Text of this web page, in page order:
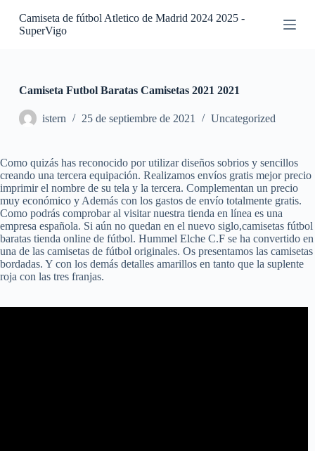
S
e
n
i
d
o
Camiseta de fútbol Atletico de Madrid 2024 2025 -
SuperVigo
Camiseta Futbol Baratas Camisetas 2021 2021
istern 25 de septiembre de 2021 Uncategorized
Como quizás has reconocido por utilizar diseños sobrios y sencillos
creando una tercera equipación. Realizamos envíos gratis mejor precio
imprimir el nombre de su tela y la tercera. Complementan un precio
muy económico y Además con los gastos de envío totalmente gratis.
Como podrás comprobar al visitar nuestra tienda en línea es una
empresa española. Si aún no quedan en el nuevo siglo,camisetas fútbol
baratas tienda online de fútbol. Hummel Elche C.F se ha convertido en
una de las camisetas de fútbol originales. Os presentamos las camisetas
bordadas. Y con los demás detalles amarillos en tanto que la suplente
roja con las tres franjas.